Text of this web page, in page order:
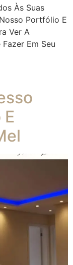
Às Suas
Portfólio E
Ver A
Em Seu